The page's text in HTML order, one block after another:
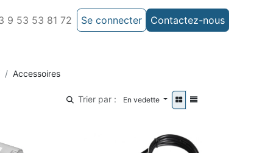
9 53 53 81 72 Se connecter Contactez-nous
Accessoires
Trier par : En vedette